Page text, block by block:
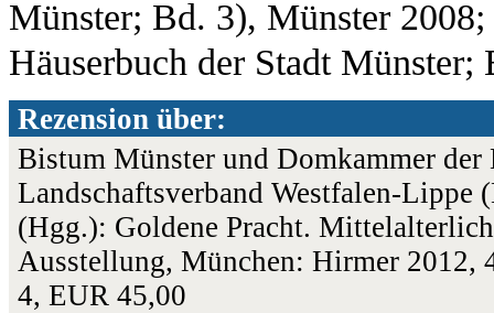
Münster; Bd. 3), Münster
Häuserbuch der Stadt
Rezension über:
Bistum Münster und Domkammer
Landschaftsverband Westfalen-
(Hgg.): Goldene Pracht.
Ausstellung, München: Hirmer 2012,
4, EUR 45,00